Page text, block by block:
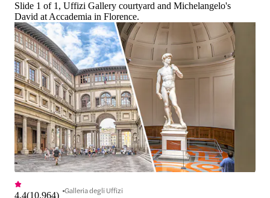
Slide 1 of 1, Uffizi Gallery courtyard and Michelangelo's
David at Accademia in Florence.
4,4(10.964) Galleria degli Uffizi